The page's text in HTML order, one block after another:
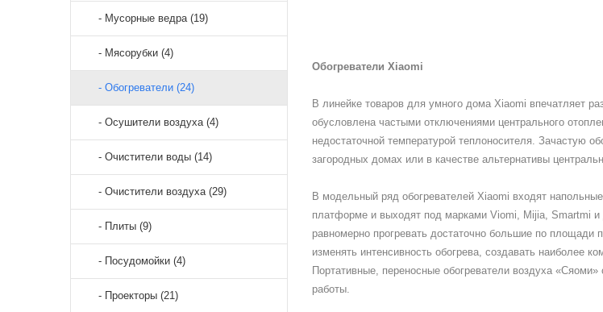
- Мусорные ведра (19)
- Мясорубки (4)
- Обогреватели (24)
- Осушители воздуха (4)
- Очистители воды (14)
- Очистители воздуха (29)
- Плиты (9)
- Посудомойки (4)
- Проекторы (21)
Обогреватели Xiaomi
В линейке товаров для умного дома Xiaomi впечатляет
обусловлена частыми отключениями центрального
недостаточной температурой теплоносителя. Зачастую
загородных домах или в качестве альтернативы
В модельный ряд обогревателей Xiaomi входят
платформе и выходят под марками Viomi, Mijia, Smartmi
равномерно прогревать достаточно большие по
изменять интенсивность обогрева, создавать наиболее
Портативные, переносные обогреватели воздуха
работы.